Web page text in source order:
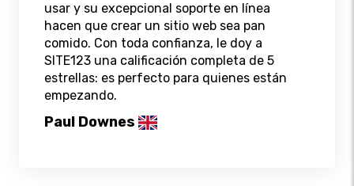
usar y su excepcional soporte en línea
hacen que crear un sitio web sea pan
comido. Con toda confianza, le doy a
SITE123 una calificación completa de 5
estrellas: es perfecto para quienes están
empezando.
Paul Downes